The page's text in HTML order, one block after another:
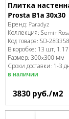
Плитка
Prosta B1a 30x30
Бренд: Paradyz
Коллекция: Semir
Код товара: SD-283358
В коробке: 13 шт,
Размер: 300x300 мм
Сроки доставки: 1-3
в наличии
3830 руб./м2